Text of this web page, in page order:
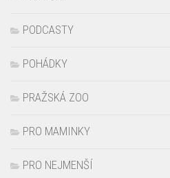
PODCASTY
POHÁDKY
PRAŽSKÁ ZOO
PRO MAMINKY
PRO NEJMENŠÍ